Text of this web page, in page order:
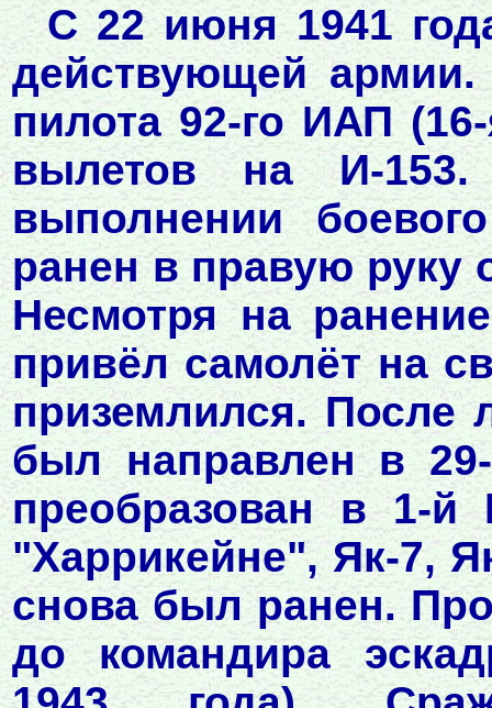
С 22 июня 1941
действующей
пилота 92-го ИАП
вылетов на И-
выполнении
ранен в правую руку
Несмотря на
привёл самолёт на
приземлился. После
был направлен в
преобразован в 1-й
"Харрикейне", Як-7,
снова был ранен.
до командира